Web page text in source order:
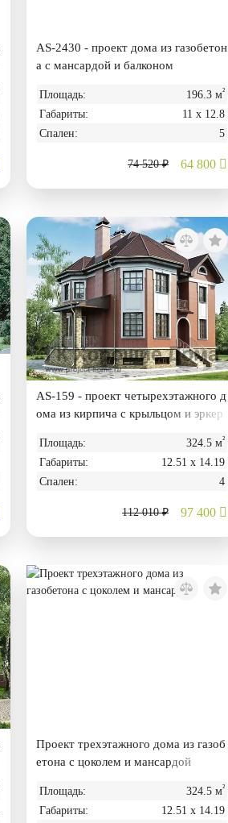
AS-2430 - проект дома из газобетон
а с мансардой и балконом
Площадь: 196.3 м²
Габариты:
11 х 12.8
Спален:
5
74 520 ₽ 64 800
AS-159 - проект четырехэтажного д
ома из кирпича с крыльцом и эркер
Площадь: 324.5 м²
Габариты:
12.51 х 14.19
Спален:
4
112 010 ₽ 97 400
Проект трехэтажного дома из газоб
етона с цоколем и мансардой
Площадь: 324.5 м²
Габариты:
12.51 х 14.19